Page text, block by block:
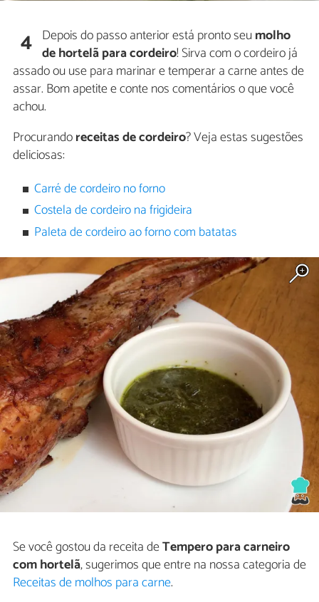
4 Depois do passo anterior está pronto seumolho
de hortelã para cordeiro! Sirva com o cordeiro já
assado ou use para marinar e temperar a carne antes de
assar. Bom apetite e conte nos comentários o que você
achou.
Procurandoreceitas de cordeiro? Veja estas sugestões
deliciosas:
Carré de cordeiro no forno
Costela de cordeiro na frigideira
Paleta de cordeiro ao forno com batatas
Se você gostou da receita deTempero para carneiro
com hortelã, sugerimos que entre na nossa categoria de
Receitas de molhos para carne.